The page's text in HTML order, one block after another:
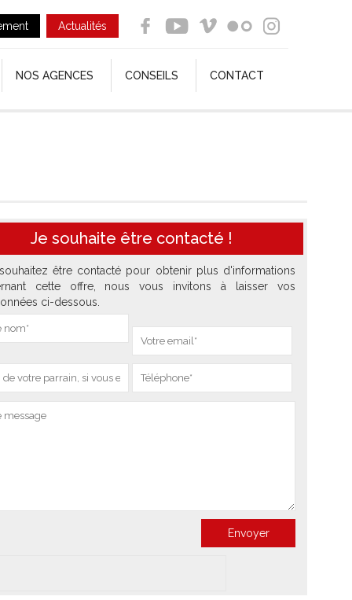
Actualités
NOS AGENCES CONSEILS CONTACT
Je souhaite être contacté !
être contacté pour obtenir plus d'informations
cette offre, nous vous invitons à laisser vos
ci-dessous.